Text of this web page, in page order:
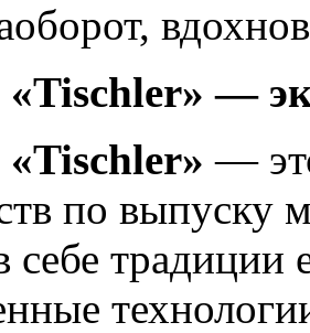
—
—
по выпуску
себе традиции